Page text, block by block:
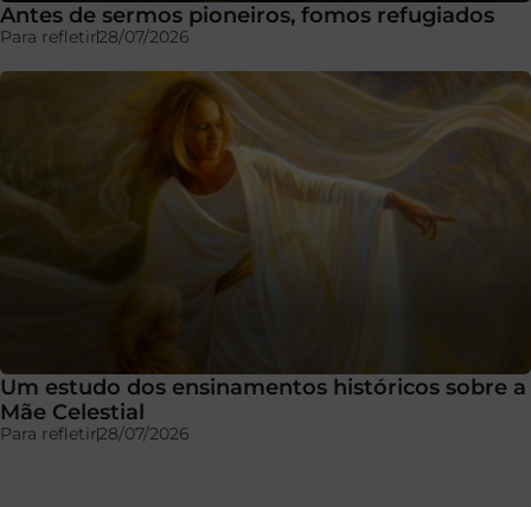
Antes de sermos pioneiros, fomos refugiados
Para refletir28/07/2026
Um estudo dos ensinamentos históricos sobre a
Mãe Celestial
Para refletir28/07/2026